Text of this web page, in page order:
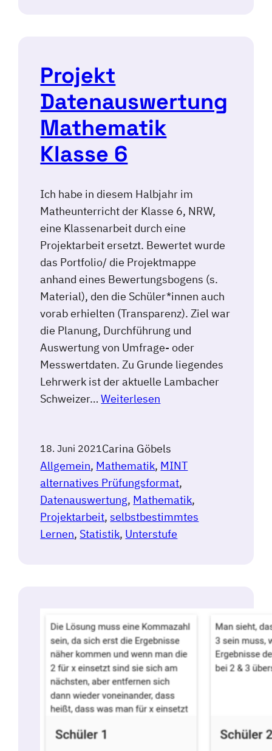
Projekt
Datenauswertung
Mathematik
Klasse 6
Ich habe in diesem Halbjahr im
Matheunterricht der Klasse 6, NRW,
eine Klassenarbeit durch eine
Projektarbeit ersetzt. Bewertet wurde
das Portfolio/ die Projektmappe
anhand eines Bewertungsbogens (s.
Material), den die Schüler*innen auch
vorab erhielten (Transparenz). Ziel war
die Planung, Durchführung und
Auswertung von Umfrage- oder
Messwertdaten. Zu Grunde liegendes
Lehrwerk ist der aktuelle Lambacher
Schweizer…Weiterlesen
18. Juni 2021Carina Göbels
Allgemein, Mathematik, MINT
alternatives Prüfungsformat
Datenauswertung, Mathematik
Projektarbeit, selbstbestimmtes
Lernen, Statistik, Unterstufe